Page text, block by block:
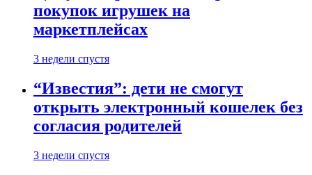
покупок игрушек на
маркетплейсах
3 недели спустя
“Известия”: дети не смогут
открыть электронный кошелек без
согласия родителей
3 недели спустя